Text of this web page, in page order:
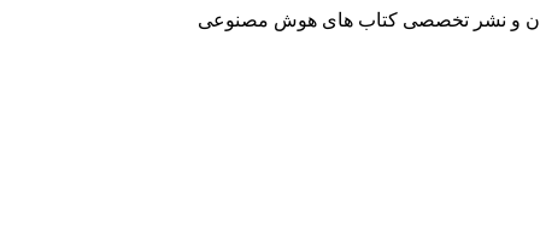
و نشر تخصصی کتاب های هوش مصنوعی